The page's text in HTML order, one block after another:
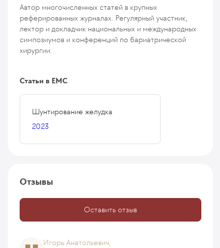
Автор многочисленных статей в крупных
реферированных журналах. Регулярный участник,
лектор и докладчик национальных и международных
симпозиумов и конференций по бариатрической
хирургии.
Статьи в ЕМС
Шунтирование желудка
2023
Отзывы
Оставить отзыв
Игорь Анатольевич,